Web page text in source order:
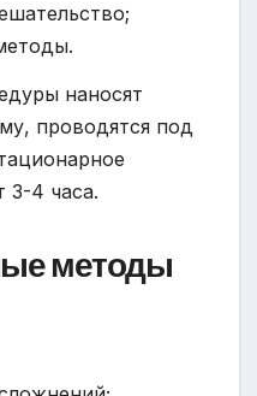
наносят
проводятся под
3-4 часа.
методы